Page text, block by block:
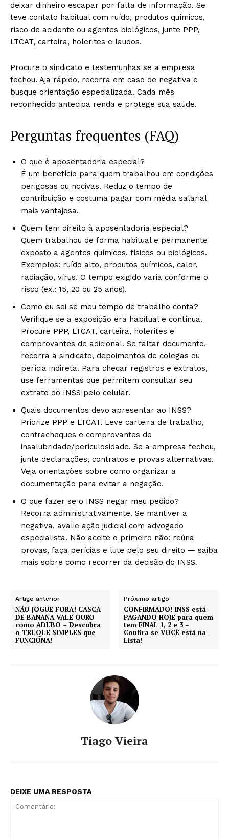
deixar dinheiro escapar por falta de informação. Se
teve contato habitual com ruído, produtos químicos,
risco de acidente ou agentes biológicos, junte PPP,
LTCAT, carteira, holerites e laudos.
Procure o sindicato e testemunhas se a empresa
fechou. Aja rápido, recorra em caso de negativa e
busque orientação especializada. Cada mês
reconhecido antecipa renda e protege sua saúde.
Perguntas frequentes (FAQ)
O que é aposentadoria especial?
É um benefício para quem trabalhou em condições
perigosas ou nocivas. Reduz o tempo de
contribuição e costuma pagar com média salarial
mais vantajosa.
Quem tem direito à aposentadoria especial?
Quem trabalhou de forma habitual e permanente
exposto a agentes químicos, físicos ou biológicos.
Exemplos: ruído alto, produtos químicos, calor,
radiação, vírus. O tempo exigido varia conforme o
risco (ex.: 15, 20 ou 25 anos).
Como eu sei se meu tempo de trabalho conta?
Verifique se a exposição era habitual e contínua.
Procure PPP, LTCAT, carteira, holerites e
comprovantes de adicional. Se faltar documento,
recorra a sindicato, depoimentos de colegas ou
perícia indireta. Para checar registros e extratos,
use ferramentas que permitem consultar seu
extrato do INSS pelo celular.
Quais documentos devo apresentar ao INSS?
Priorize PPP e LTCAT. Leve carteira de trabalho,
contracheques e comprovantes de
insalubridade/periculosidade. Se a empresa fechou,
junte declarações, contratos e provas alternativas.
Veja orientações sobre como organizar a
documentação para evitar a negação.
O que fazer se o INSS negar meu pedido?
Recorra administrativamente. Se mantiver a
negativa, avalie ação judicial com advogado
especialista. Não aceite o primeiro não: reúna
provas, faça perícias e lute pelo seu direito — saiba
mais sobre como recorrer da decisão do INSS.
Artigo anterior
NÃO JOGUE FORA! CASCA
DE BANANA VALE OURO
como ADUBO – Descubra
o TRUQUE SIMPLES que
FUNCIONA!
Próximo artigo
CONFIRMADO! INSS está
PAGANDO HOJE para quem
tem FINAL 1, 2 e 3 –
Confira se VOCÊ está na
Lista!
Tiago Vieira
DEIXE UMA RESPOSTA